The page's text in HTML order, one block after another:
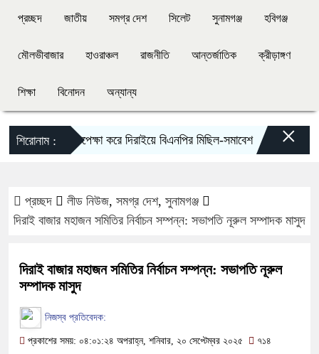
প্রচ্ছদ জাতীয় সমগ্র দেশ সিলেট সুনামগঞ্জ হবিগঞ্জ
মৌলভীবাজার হাওরাঞ্চল রাজনীতি আন্তর্জাতিক ক্রীড়াঙ্গণ
শিক্ষা বিনোদন অন্যান্য
শিরোনাম :
১৪৪ ধারা উপেক্ষা করে দিরাইয়ে বিএনপির মিছিল-সমাবেশ দিরাইয়ে
×
প্রচ্ছদ লীড নিউজ, সমগ্র দেশ, সুনামগঞ্জ
দিরাই বাজার মহাজন সমিতির নির্বাচন সম্পন্ন: সভাপতি নূরুল সম্পাদক মাসুদ
দিরাই বাজার মহাজন সমিতির নির্বাচন সম্পন্ন: সভাপতি নূরুল
সম্পাদক মাসুদ
নিজস্ব প্রতিবেদক:
প্রকাশের সময়: ০৪:০১:২৪ অপরাহ্ন, শনিবার, ২০ সেপ্টেম্বর ২০২৫ ৭১৪